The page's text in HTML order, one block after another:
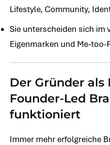
Lifestyle, Community,
Sie unterscheiden sich
Eigenmarken und Me-too-
Der Gründer als
Founder-Led
funktioniert
Immer mehr erfolgreiche